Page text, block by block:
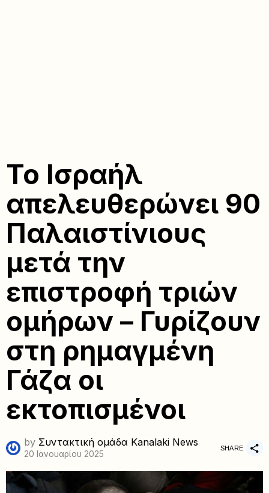
Το Ισραήλ
απελευθερώνει 90
Παλαιστίνιους
μετά την
επιστροφή τριών
ομήρων – Γυρίζουν
στη ρημαγμένη
Γάζα οι
εκτοπισμένοι
by Συντακτική ομάδα Kanalaki News
20 Ιανουαρίου 2025
SHARE